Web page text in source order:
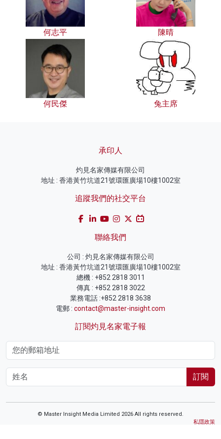
何志平 陳晴
何民傑 兔主席
承印人
灼見名家傳媒有限公司
地址 : 香港黃竹坑道21號環匯廣場10樓1002室
追蹤我們的社交平台
聯絡我們
公司 : 灼見名家傳媒有限公司
地址 : 香港黃竹坑道21號環匯廣場10樓1002室
總機 : +852 2818 3011
傳真 : +852 2818 3022
業務電話 :+852 2818 3638
電郵 : contact@master-insight.com
訂閱灼見名家電子報
訂閱
© Master Insight Media Limited 2026 All rights reserved.
私隱政策